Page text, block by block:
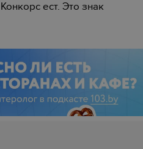
Конкорс ест. Это знак